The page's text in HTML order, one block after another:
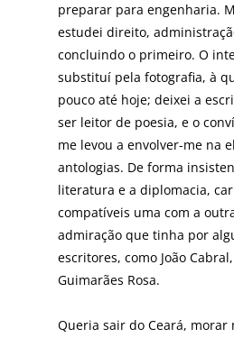
preparar para engenharia.
estudei direito,
concluindo o primeiro. O
substituí pela fotografia, à
pouco até hoje; deixei a
ser leitor de poesia, e o
me levou a envolver-me na
antologias. De forma
literatura e a diplomacia,
compatíveis uma com a
admiração que tinha por
escritores, como João
Guimarães Rosa.
Queria sair do Ceará, morar